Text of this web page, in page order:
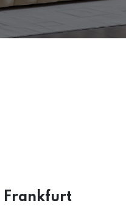
Frankfurt